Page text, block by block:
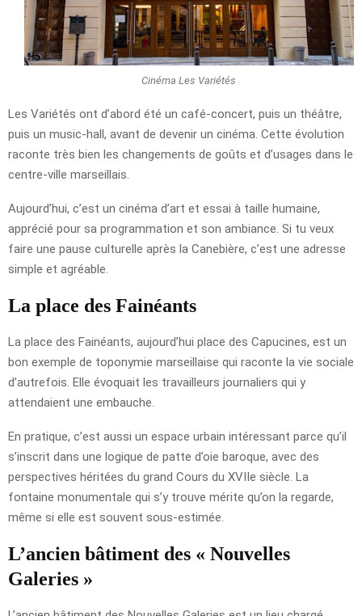
Cinéma Les Variétés
Les Variétés ont d’abord été un café-concert, puis un théâtre,
puis un music-hall, avant de devenir un cinéma. Cette évolution
raconte très bien les changements de goûts et d’usages dans le
centre-ville marseillais.
Aujourd’hui, c’est un cinéma d’art et essai à taille humaine,
apprécié pour sa programmation et son ambiance. Si tu veux
faire une pause culturelle après la Canebière, c’est une adresse
simple et agréable.
La place des Fainéants
La place des Fainéants, aujourd’hui place des Capucines, est un
bon exemple de toponymie marseillaise qui raconte la vie sociale
d’autrefois. Elle évoquait les travailleurs journaliers qui y
attendaient une embauche.
En pratique, c’est aussi un espace urbain intéressant parce qu’il
s’inscrit dans une logique de patte d’oie baroque, avec des
perspectives héritées du grand Cours du XVIIe siècle. La
fontaine monumentale qui s’y trouve mérite qu’on la regarde,
même si elle est souvent sous-estimée.
L’ancien bâtiment des « Nouvelles
Galeries »